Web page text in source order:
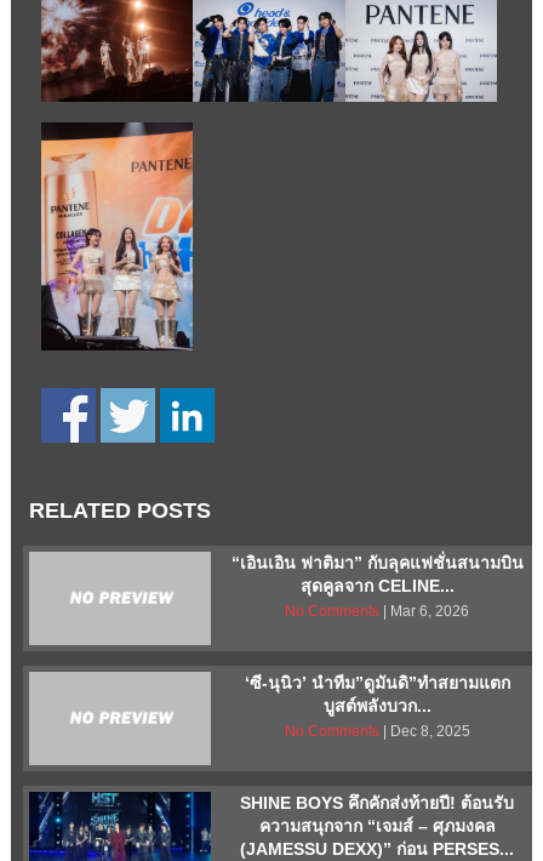
RELATED POSTS
“เอินเอิน ฟาติมา” กับลุคแฟชั่นสนามบิน
สุดคูลจาก CELINE...
No Comments | Mar 6, 2026
‘ซี-นุนิว’ นำทีม”ดูมันดิ”ทำสยามแตก
บูสต์พลังบวก...
No Comments| Dec 8, 2025
SHINE BOYS คึกคักส่งท้ายปี! ต้อนรับ
ความสนุกจาก “เจมส์ – ศุภมงคล
(JAMESSU DEXX)” ก่อน PERSES...